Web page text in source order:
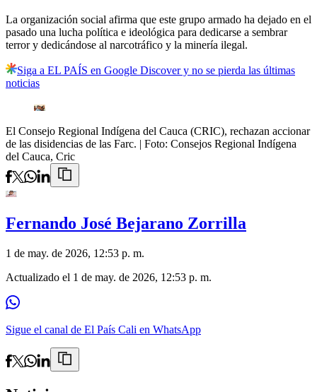
La organización social afirma que este grupo armado ha dejado en el
pasado una lucha política e ideológica para dedicarse a sembrar
terror y dedicándose al narcotráfico y la minería ilegal.
Siga a EL PAÍS en Google Discover y no se pierda las últimas
noticias
El Consejo Regional Indígena del Cauca (CRIC), rechazan accionar
de las disidencias de las Farc. | Foto: Consejos Regional Indígena
del Cauca, Cric
Fernando José Bejarano Zorrilla
1 de may. de 2026, 12:53 p. m.
Actualizado el 1 de may. de 2026, 12:53 p. m.
Sigue el canal de El País Cali en WhatsApp